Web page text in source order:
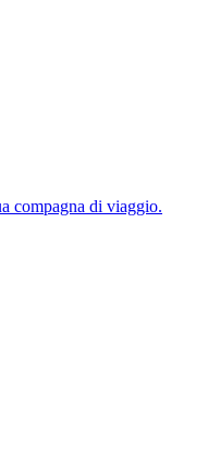
compagna di viaggio.